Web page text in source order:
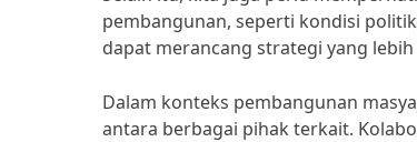
pembangunan, seperti kondisi
dapat merancang strategi yang
Dalam konteks pembangunan
antara berbagai pihak terkait.